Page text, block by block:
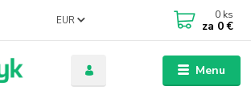
Menu
EUR 0 ks
za 0 €